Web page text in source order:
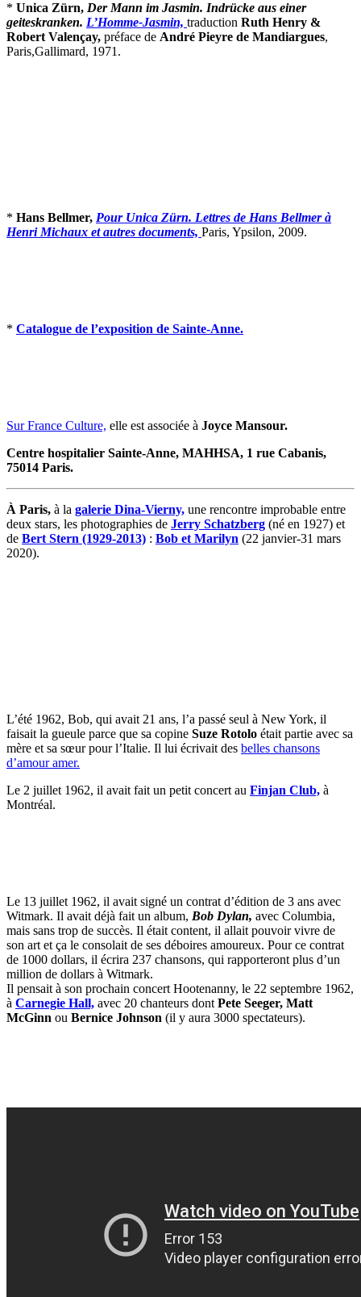
* Unica Zürn, Der Mann im Jasmin. Indrücke aus einer
geiteskranken. L’Homme-Jasmin, traduction Ruth Henry &
Robert Valençay, préface de André Pieyre de Mandiargues,
Paris,Gallimard, 1971.
* Hans Bellmer, Pour Unica Zürn. Lettres de Hans Bellmer à
Henri Michaux et autres documents, Paris, Ypsilon, 2009.
* Catalogue de l’exposition de Sainte-Anne.
Sur France Culture, elle est associée à Joyce Mansour.
Centre hospitalier Sainte-Anne, MAHHSA, 1 rue Cabanis,
75014 Paris.
À Paris, à la galerie Dina-Vierny, une rencontre improbable entre
deux stars, les photographies de Jerry Schatzberg (né en 1927) et
de Bert Stern (1929-2013) : Bob et Marilyn (22 janvier-31 mars
2020).
L’été 1962, Bob, qui avait 21 ans, l’a passé seul à New York, il
faisait la gueule parce que sa copine Suze Rotolo était partie avec sa
mère et sa sœur pour l’Italie. Il lui écrivait des belles chansons
d’amour amer.
Le 2 juillet 1962, il avait fait un petit concert au Finjan Club, à
Montréal.
Le 13 juillet 1962, il avait signé un contrat d’édition de 3 ans avec
Witmark. Il avait déjà fait un album, Bob Dylan, avec Columbia,
mais sans trop de succès. Il était content, il allait pouvoir vivre de
son art et ça le consolait de ses déboires amoureux. Pour ce contrat
de 1000 dollars, il écrira 237 chansons, qui rapporteront plus d’un
million de dollars à Witmark.
Il pensait à son prochain concert Hootenanny, le 22 septembre 1962,
à Carnegie Hall, avec 20 chanteurs dontPete Seeger, Matt
McGinn ou Bernice Johnson (il y aura 3000 spectateurs).